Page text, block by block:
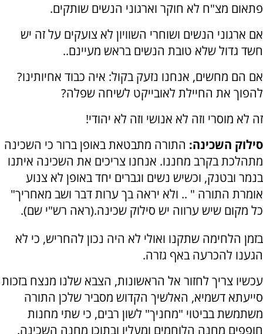
פתאום מצ"ח לא חוקר וארגוני הנשים שותקים.
אם ארגוני הנשים ושוחרי השוויון לא צועקים על זה יש
חשד גדול שלא טובת הנשים בראש מעיינם..
אם הם מחשים, אנחנו נזעק בקול: איה כבוד אחיותינו?
להפוך את החיילת לאובייקט לשיחה שפלה?
זה לא מוסרי וזה לא אנושי וזה לא יהודי!
סילוק השכינה: התורה מתבטאת באופן ברור כי השכינה
מתהלכת בקרב מחננו. אנחנו צריכים את השכינה איתנו
בנמר ובטנק, וכשיש נשים וגברים יחד באופן לא צנוע
אומרת התורה " .. ולא יראה בך ערות דבר ושב מאחריך"
כל מקום שיש ערווה יש סילוק שכינה.(ראה רש"י שם).
בזמן הלחימה שתקנו ואולי לא היה נכון להחריש, כי לא
הגענו להכרעה באף גזרה.
עכשיו צריך לחזור אל הראשונות, הצבא שלנו מנצח בזכות
סייעתא דשמיא, האלשיך הקדוש מסביר שלכן התורה
משתמשת בביטוי "מחניך" לשון רבים, כי שתי מחנות
חופפים מחנה הלוחמים ומעליו ובתוכו מחנה השכינה.